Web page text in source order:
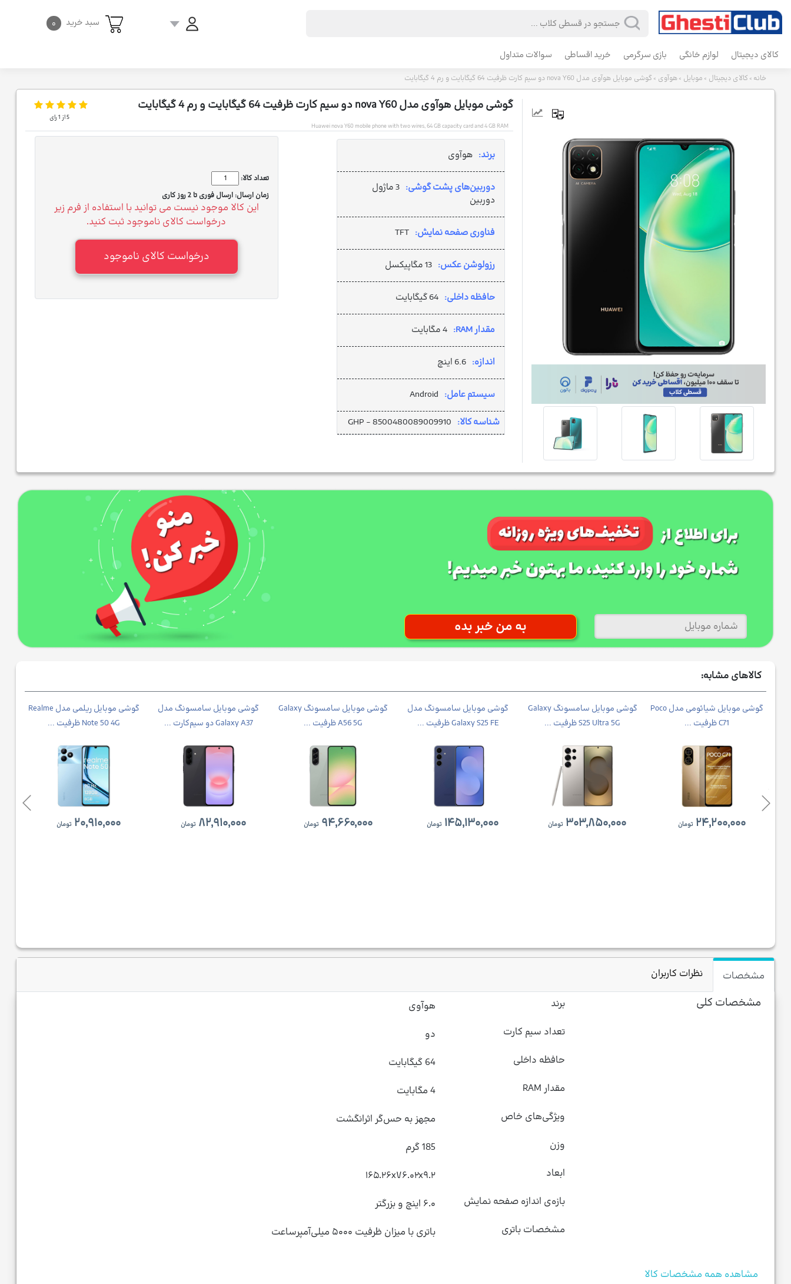
سبد خرید ۰
کالای دیجیتال لوازم خانگی بازی سرگرمی خرید اقساطی سوالات متداول
خانه > کالای دیجیتال > موبایل > هوآوی > گوشی موبایل هوآوی مدل nova Y60 دو سیم‌ کارت ظرفیت 64 گیگابایت و رم 4 گیگابایت
گوشی موبایل هوآوی مدل nova Y60 دو سیم‌ کارت ظرفیت 64 گیگابایت و رم 4 گیگابایت
5از 1رای
Huawei nova Y60 mobile phone with two wires, 64 GB capacity card and 4 GB RAM
برند: هوآوی
دوربین‌های پشت گوشی:
3 ماژول
دوربین
فناوری صفحه نمایش: TFT
رزولوشن عکس: 13 مگاپیکسل
حافظه داخلی: 64 گیگابایت
مقدار RAM: 4 مگابایت
اندازه: 6.6 اینچ
سیستم عامل: Android
شناسه کالا: GHP - 8500480089009910
تعداد کالا:
زمان ارسال: ارسال فوری تا 2 روز کاری
این کالا موجود نیست می توانید با استفاده از فرم زیر
درخواست کالای ناموجود ثبت کنید.
کالاهای مشابه:
گوشی موبایل ریلمی مدل Realme
Note 50 4G ظرفیت ...
۲۰,۹۱۰,۰۰۰ تومان
گوشی موبایل سامسونگ مدل
Galaxy A37 دو سیم‌کارت ...
۸۲,۹۱۰,۰۰۰ تومان
گوشی موبايل سامسونگ Galaxy
A56 5G ظرفیت ...
۹۴,۶۶۰,۰۰۰ تومان
گوشی موبايل سامسونگ مدل
Galaxy S25 FE ظرفیت ...
۱۴۵,۱۳۰,۰۰۰ تومان
گوشی موبایل سامسونگ Galaxy
S25 Ultra 5G ظرفیت ...
۳۰۳,۸۵۰,۰۰۰ تومان
گوشی موبایل شیائومی مدل Poco
C71 ظرفیت ...
۲۴,۲۰۰,۰۰۰ تومان
مشخصات نظرات کاربران
مشخصات کلی برند
هوآوی
تعداد سیم کارت
دو
حافظه داخلی
64 گیگابایت
مقدار RAM
4 مگابایت
ویژگی‌های خاص
مجهز به حس‌گر اثرانگشت
وزن
185 گرم
ابعاد
۱۶۵.۲۶x۷۶.۰۲x۹.۲
بازه‌ی اندازه صفحه نمایش
۶.۰ اینچ و بزرگتر
مشخصات باتری
باتری با میزان ظرفیت ۵۰۰۰ میلی‌آمپر‌ساعت
مشاهده همه مشخصات کالا